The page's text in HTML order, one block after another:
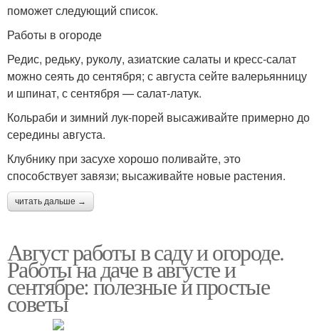
поможет следующий список.
Работы в огороде
Редис, редьку, руколу, азиатские салаты и кресс-салат
можно сеять до сентября; с августа сейте валерьянницу
и шпинат, с сентября — салат-латук.
Кольраби и зимний лук-порей высаживайте примерно до
середины августа.
Клубнику при засухе хорошо поливайте, это
способствует завязи; высаживайте новые растения.
читать дальше →
Август работы в саду и огороде.
Работы на даче в августе и
сентябре: полезные и простые
советы